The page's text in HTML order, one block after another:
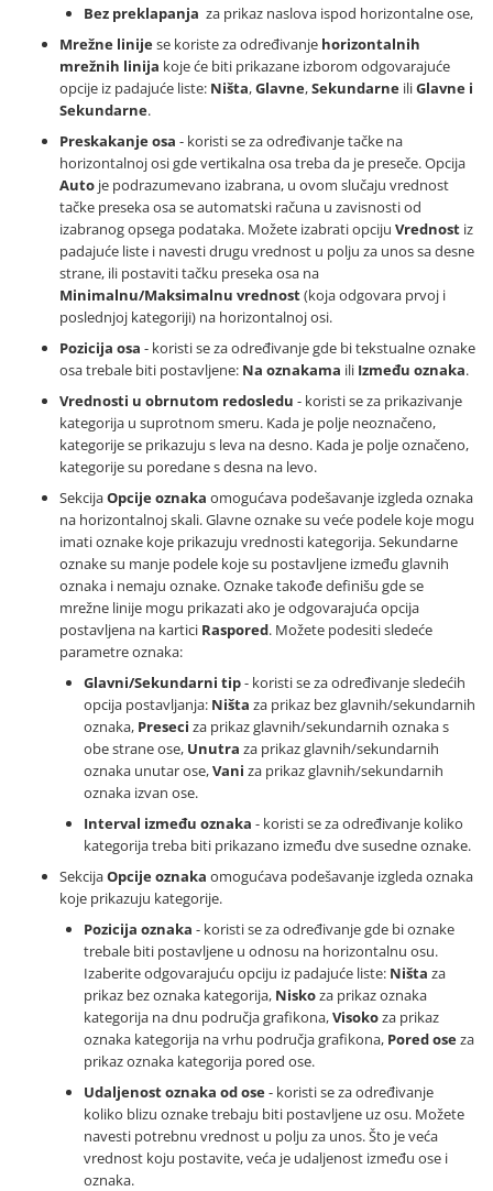
Bez preklapanja za prikaz naslova ispod horizontalne ose,
Mrežne linijese koriste za određivanje horizontalnih
mrežnih linija koje će biti prikazane izborom odgovarajuće
opcije iz padajuće liste: Ništa,Glavne,Sekundarne iliGlavne i
Sekundarne.
Preskakanje osa - koristi se za određivanje tačke na
horizontalnoj osi gde vertikalna osa treba da je preseče. Opcija
Auto je podrazumevano izabrana, u ovom slučaju vrednost
tačke preseka osa se automatski računa u zavisnosti od
izabranog opsega podataka. Možete izabrati opciju Vrednost iz
padajuće liste i navesti drugu vrednost u polju za unos sa desne
strane, ili postaviti tačku preseka osa na
Minimalnu/Maksimalnu vrednost(koja odgovara prvoj i
poslednjoj kategoriji) na horizontalnoj osi.
Pozicija osa - koristi se za određivanje gde bi tekstualne oznake
osa trebale biti postavljene: Na oznakama ili Između oznaka.
Vrednosti u obrnutom redosledu - koristi se za prikazivanje
kategorija u suprotnom smeru. Kada je polje neoznačeno,
kategorije se prikazuju s leva na desno. Kada je polje označeno,
kategorije su poredane s desna na levo.
SekcijaOpcije oznaka omogućava podešavanje izgleda oznaka
na horizontalnoj skali. Glavne oznake su veće podele koje mogu
imati oznake koje prikazuju vrednosti kategorija. Sekundarne
oznake su manje podele koje su postavljene između glavnih
oznaka i nemaju oznake. Oznake takođe definišu gde se
mrežne linije mogu prikazati ako je odgovarajuća opcija
postavljena na kartici Raspored. Možete podesiti sledeće
parametre oznaka:
Glavni/Sekundarni tip- koristi se za određivanje sledećih
opcija postavljanja: Ništa za prikaz bez glavnih/sekundarnih
oznaka, Preseci za prikaz glavnih/sekundarnih oznaka s
obe strane ose, Unutra za prikaz glavnih/sekundarnih
oznaka unutar ose,Vani za prikaz glavnih/sekundarnih
oznaka izvan ose.
Interval između oznaka - koristi se za određivanje koliko
kategorija treba biti prikazano između dve susedne oznake.
SekcijaOpcije oznaka omogućava podešavanje izgleda oznaka
koje prikazuju kategorije.
Pozicija oznaka - koristi se za određivanje gde bi oznake
trebale biti postavljene u odnosu na horizontalnu osu.
Izaberite odgovarajuću opciju iz padajuće liste: Ništa za
prikaz bez oznaka kategorija, Niskoza prikaz oznaka
kategorija na dnu područja grafikona,Visokoza prikaz
oznaka kategorija na vrhu područja grafikona, Pored oseza
prikaz oznaka kategorija pored ose.
Udaljenost oznaka od ose- koristi se za određivanje
koliko blizu oznake trebaju biti postavljene uz osu. Možete
navesti potrebnu vrednost u polju za unos. Što je veća
vrednost koju postavite, veća je udaljenost između ose i
oznaka.